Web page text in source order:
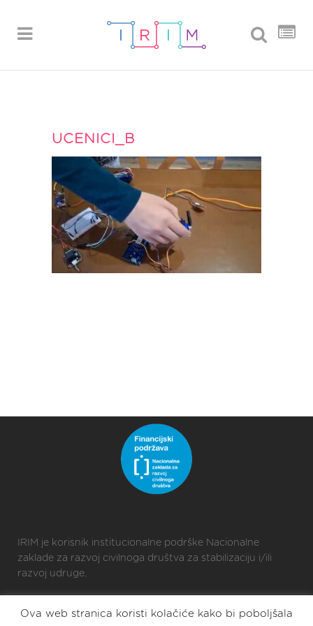
UCENICI_B
IRIM je korisnik institucionalne podrške Nacionalne
zaklade za razvoj civilnoga društva za stabilizaciju i/ili
razvoj udruge.
Ova web stranica koristi kolačiće kako bi poboljšala